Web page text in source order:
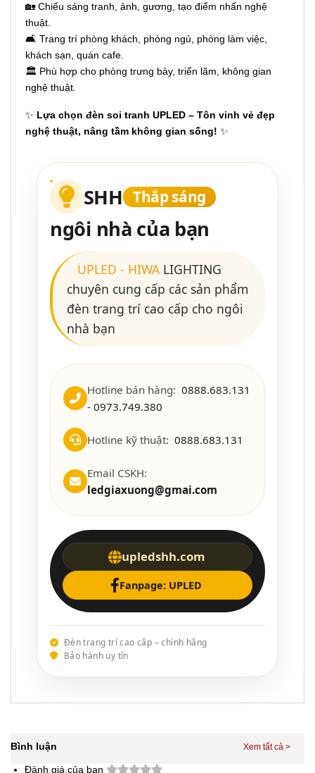
🏡 Chiếu sáng tranh, ảnh, gương, tạo điểm nhấn nghệ
thuật.
🛋 Trang trí phòng khách, phòng ngủ, phòng làm việc,
khách sạn, quán cafe.
🏛 Phù hợp cho phòng trưng bày, triển lãm, không gian
nghệ thuật.
✨ Lựa chọn đèn soi tranh UPLED – Tôn vinh vẻ đẹp
nghệ thuật, nâng tầm không gian sống! ✨
SHH Thắp sáng
ngôi nhà của bạn
UPLED - HIWA LIGHTING
chuyên cung cấp các sản phẩm
đèn trang trí cao cấp cho ngôi
nhà bạn
Hotline bán hàng: 0888.683.131
- 0973.749.380
Hotline kỹ thuật: 0888.683.131
Email CSKH:
ledgiaxuong@gmai.com
upledshh.com
Fanpage: UPLED
Đèn trang trí cao cấp – chính hãng
Bảo hành uy tín
Bình luận
Đánh giá của bạn